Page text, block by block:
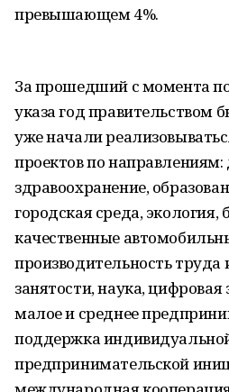
превышающем 4%.
За прошедший с момента
указа год правительством
уже начали
проектов по
здравоохранение,
городская среда, экология,
качественные
производительность
занятости, наука,
малое и среднее
поддержка
предпринимательской